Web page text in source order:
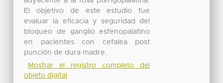
El objetivo de este estudio fue
evaluar la eficacia y seguridad del
bloqueo de ganglio esfenopalatino
en pacientes con cefalea post
punción de dura madre.
Mostrar el registro completo del
objeto digital